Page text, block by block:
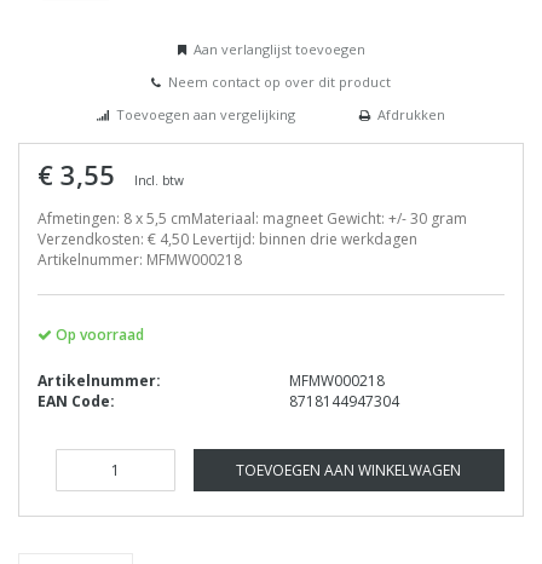
Aan verlanglijst toevoegen
Neem contact op over dit product
Toevoegen aan vergelijking
Afdrukken
€ 3,55 Incl. btw
Afmetingen: 8 x 5,5 cmMateriaal: magneet Gewicht: +/- 30 gram
Verzendkosten: € 4,50 Levertijd: binnen drie werkdagen
Artikelnummer: MFMW000218
Op voorraad
Artikelnummer:
MFMW000218
EAN Code:
8718144947304
TOEVOEGEN AAN WINKELWAGEN